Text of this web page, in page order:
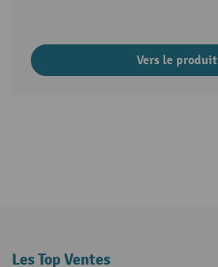
Vers le produit
Les Top Ventes